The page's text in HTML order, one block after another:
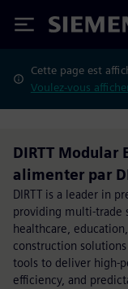
Siemens
Cette page est
Voulez-vous
DIRTT Modular
alimenter par
DIRTT is a leader in
providing multi-trade
healthcare,
construction
tools to deliver high-
efficiency, and